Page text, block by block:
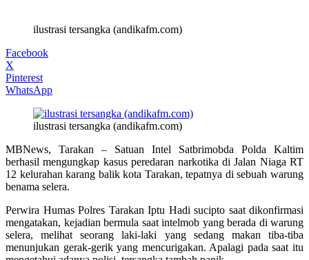
ilustrasi tersangka (andikafm.com)
Facebook
X
Pinterest
WhatsApp
ilustrasi tersangka (andikafm.com)
MBNews, Tarakan – Satuan Intel Satbrimobda Polda Kaltim
berhasil mengungkap kasus peredaran narkotika di Jalan Niaga RT
12 kelurahan karang balik kota Tarakan, tepatnya di sebuah warung
benama selera.
Perwira Humas Polres Tarakan Iptu Hadi sucipto saat dikonfirmasi
mengatakan, kejadian bermula saat intelmob yang berada di warung
selera, melihat seorang laki-laki yang sedang makan tiba-tiba
menunjukan gerak-gerik yang mencurigakan. Apalagi pada saat itu